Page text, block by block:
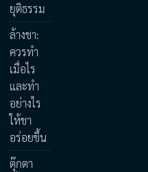
ยุติธรรม
ล้างชา:
ควรทำ
เมื่อไร
และทำ
อย่างไร
ให้ชา
อร่อยขึ้น
ตุ๊กตา